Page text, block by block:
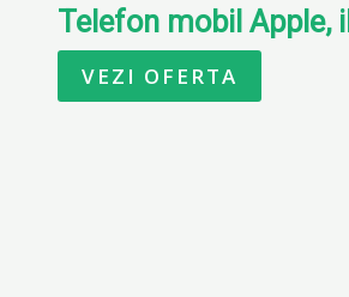
Telefon mobil Apple,
VEZI OFERTA